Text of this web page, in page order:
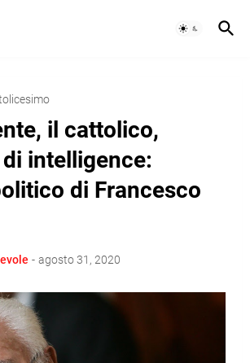
il cattolico,
di intelligence:
di Francesco
- agosto 31, 2020